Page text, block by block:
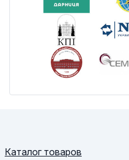
Каталог товаров